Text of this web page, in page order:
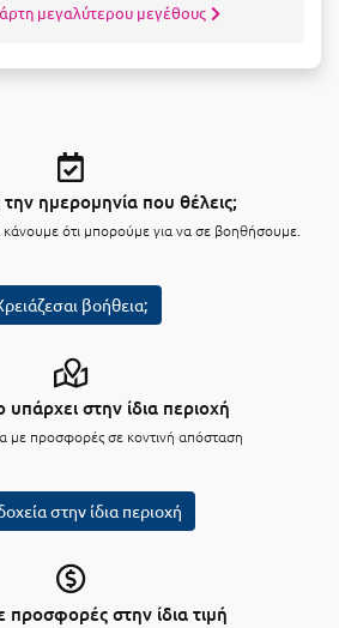
μεγαλύτερου μεγέθους
ημερομηνία που θέλεις;
κάνουμε ότι μπορούμε για να σε βοηθήσουμε.
βοήθεια;
υπάρχει στην ίδια περιοχή
με προσφορές σε κοντινή απόσταση
στην ίδια περιοχή
προσφορές στην ίδια τιμή